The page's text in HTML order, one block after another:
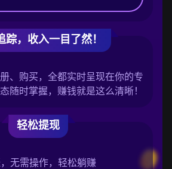
踪，收入一目了然！
、购买，全都实时呈现在你的专
随时掌握，赚钱就是这么清晰！
轻松提现
无需操作，轻松躺赚